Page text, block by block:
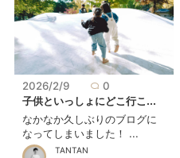
2026/2/9
0
子供といっしょにどこ行こ...
なかなか久しぶりのブログに
なってしまいました！ ...
TANTAN